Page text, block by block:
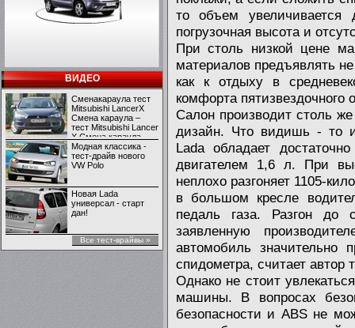
ВИДЕО
Сменакараула тест
Mitsubishi LancerX
Смена караула –
тест Mitsubishi Lancer
X Смена караула –
тест Mitsubishi Lancer
X
Модная классика -
тест-драйв нового
VW Polo
Новая Lada
универсал - старт
дан!
Все тест-врайвы »
то объем
погрузочная высота и
При столь низкой цене
материалов предъявлять
как к отдыху в
комфорта пятизвездочного
Салон производит столь
дизайн. Что видишь - то
Lada обладает
двигателем 1,6 л. При
неплохо разгоняет 1105-
в большом кресле
педаль газа. Разгон до
заявленную
автомобиль значительно
спидометра, считает автор
Однако не стоит
машины. В вопросах
безопасности и ABS не